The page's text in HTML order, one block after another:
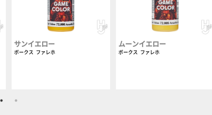
サンイエロー
ボークス ファレホ
ムーンイエロー
ボークス ファレホ